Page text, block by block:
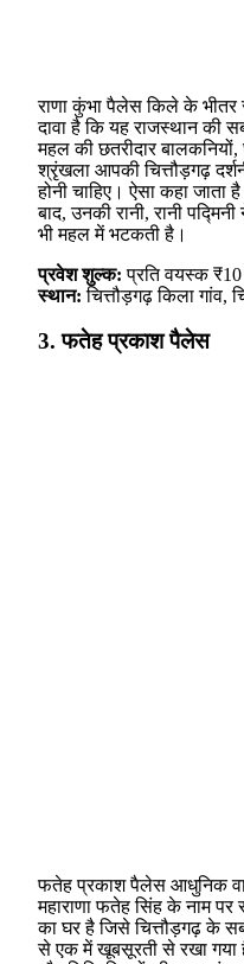
राणा कुंभा पैलेस किले के भीतर
दावा है कि यह राजस्थान की
महल की छतरीदार
श्रृंखला आपकी चित्तौड़गढ़
होनी चाहिए। ऐसा कहा जाता
बाद, उनकी रानी, ​​रानी
भी महल में भटकती है।
प्रवेश शुल्क: प्रति वयस्क
स्थान: चित्तौड़गढ़ किला गांव,
3. फतेह प्रकाश पैलेस
फतेह प्रकाश पैलेस आधुनिक
महाराणा फतेह सिंह के नाम पर
का घर है जिसे चित्तौड़गढ़ के
से एक में खूबसूरती से रखा गया